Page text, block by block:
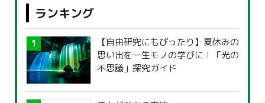
ランキング
【自由研究にもぴったり】夏休みの
思い出を一生モノの学びに！「光の
不思議」探究ガイド